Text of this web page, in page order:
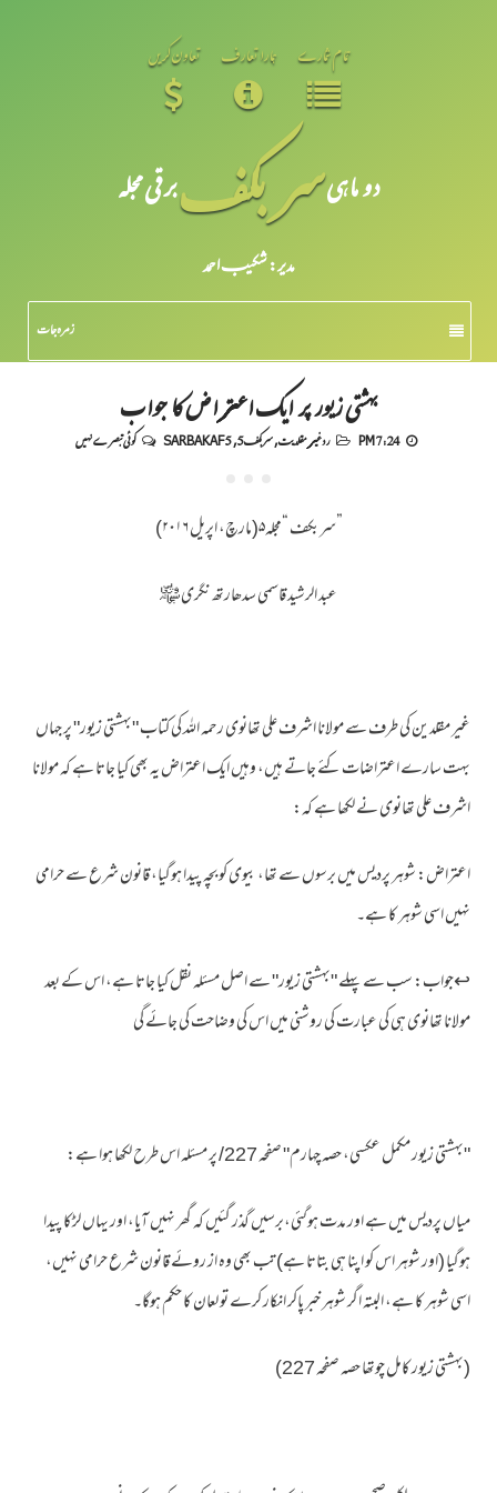
تمام شمارے ہمارا تعارف تعاون کریں
دو ماہیسر بکفبرقی مجلہ
مدیر: شکیبـ احمد
زمرہ جات
بہشتی زیور پر ایک اعتراض کا جواب
7:24 PM رد غیر مقلدیت,سربکف5 ,
SARBAKAF 5 کوئی تبصرے نہیں
”سربکف “مجلہ۵(مارچ، اپریل ۲۰۱۶)
عبد الرشید قاسمی سدھارتھ نگری ﷾
غیر مقلدین کی طرف سے مولانا اشرف علی تھانوی رحمہ اللہ کی کتاب "بہشتی زیور" پر جہاں
بہت سارے اعتراضات کئے جاتے ہیں، وہیں ایک اعتراض یہ بھی کیا جاتا ہے کہ مولانا
اشرف علی تھانوی نے لکھا ہے کہ:
اعتراض: شوہر پردیس میں برسوں سے تھا، بیوی کو بچہ پیدا ہوگیا، قانون شرع سے حرامی
نہیں اسی شوہر کا ہے۔
↩جواب: سب سے پہلے "بہشتی زیور" سے اصل مسئلہ نقل کیا جاتا ہے، اس کے بعد
مولانا تھانوی ہی کی عبارت کی روشنی میں اس کی وضاحت کی جائے گی ـ
"بہشتی زیور مکمل عکسی، حصہ چہارم" صفحہ 227/ پر مسئلہ اس طرح لکھا ہوا ہے:
میاں پردیس میں ہے اور مدت ہوگئی،برسیں گذر گئیں کہ گھر نہیں آیا، اور یہاں لڑکا پیدا
ہوگیا (اور شوہر اس کو اپنا ہی بتاتا ہے) تب بھی وہ از روئے قانون شرع حرامی نہیں،
اسی شوہر کا ہے، البتہ اگر شوہر خبر پاکر انکار کرے تو لعان کا حکم ہوگا۔
(بہشتی زیور کامل چوتھا حصہ صفحہ 227)